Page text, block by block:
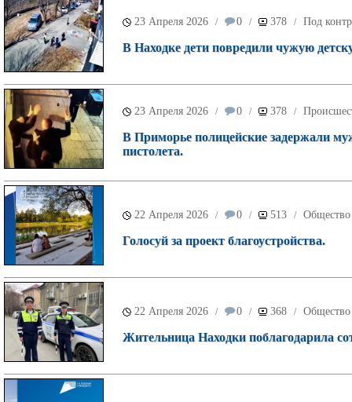
23 Апреля 2026 / 0 / 378 / Под
В Находке дети повредили чужую
23 Апреля 2026 / 0 / 378 /
В Приморье полицейские задержали
пистолета.
22 Апреля 2026 / 0 / 513 / Общество
Голосуй за проект благоустройства.
22 Апреля 2026 / 0 / 368 / Общество
Жительница Находки поблагодарила